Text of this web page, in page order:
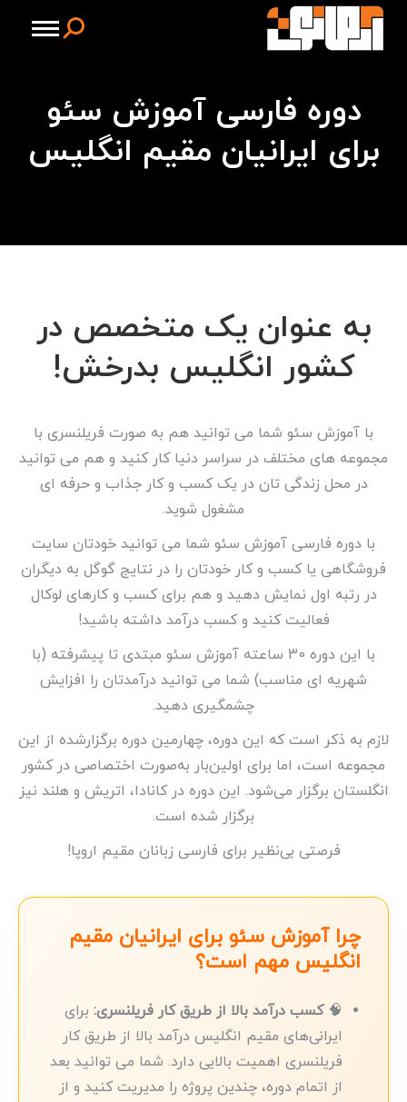
جستجو:
دوره فارسی آموزش سئو
برای ایرانیان مقیم انگلیس
به عنوان یک متخصص در
کشور انگلیس بدرخش!
با آموزش سئو شما می توانید هم به صورت فریلنسری با
مجموعه های مختلف در سراسر دنیا کار کنید و هم می توانید
در محل زندگی تان در یک کسب و کار جذاب و حرفه ای
مشغول شوید.
با دوره فارسی آموزش سئو شما می توانید خودتان سایت
فروشگاهی یا کسب و کار خودتان را در نتایج گوگل به دیگران
در رتبه اول نمایش دهید و هم برای کسب و کارهای لوکال
فعالیت کنید و کسب درآمد داشته باشید!
با این دوره 30 ساعته آموزش سئو مبتدی تا پیشرفته (با
شهریه ای مناسب) شما می توانید درآمدتان را افزایش
چشمگیری دهید.
لازم به ذکر است که این دوره، چهارمین دوره برگزارشده از این
مجموعه است، اما برای اولین‌بار به‌صورت اختصاصی در کشور
انگلستان برگزار می‌شود. این دوره در کانادا، اتریش و هلند نیز
برگزار شده است.
فرصتی بی‌نظیر برای فارسی زبانان مقیم اروپا!
چرا آموزش سئو برای ایرانیان مقیم
انگلیس مهم است؟
🧠کسب درآمد بالا از طریق کار فریلنسری: برای
ایرانی‌های مقیم انگلیس درآمد بالا از طریق کار
فریلنسری اهمیت بالایی دارد. شما می توانید بعد
از اتمام دوره، چندین پروژه را مدیریت کنید و از